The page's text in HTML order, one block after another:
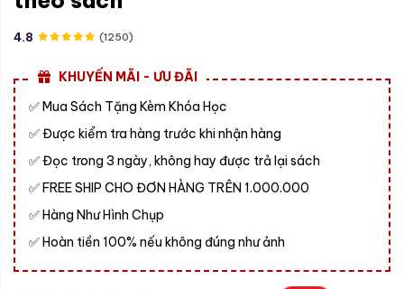
4.8 (1250)
KHUYẾN MÃI - ƯU ĐÃI
✅ Mua Sách Tặng Kèm Khóa Học
✅ Được kiểm tra hàng trước khi nhận hàng
✅ Đọc trong 3 ngày, không hay được trả lại sách
✅ FREE SHIP CHO ĐƠN HÀNG TRÊN 1.000.000
✅ Hàng Như Hình Chụp
✅ Hoàn tiền 100% nếu không đúng như ảnh